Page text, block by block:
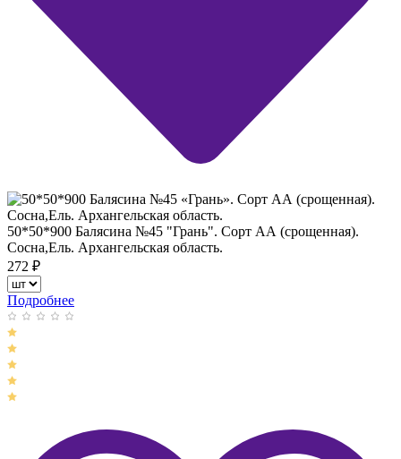
50*50*900 Балясина №45 "Грань". Сорт АА (срощенная).
Сосна,Ель. Архангельская область.
272 ₽
Подробнее